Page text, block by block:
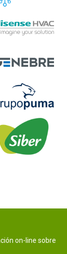
on-line sobre